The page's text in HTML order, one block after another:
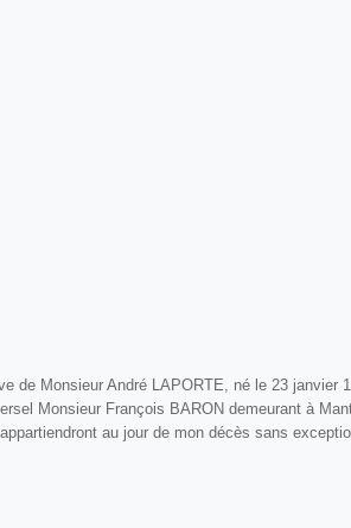
de Monsieur André LAPORTE, né le 23 janvier
Monsieur François BARON demeurant à
au jour de mon décès sans